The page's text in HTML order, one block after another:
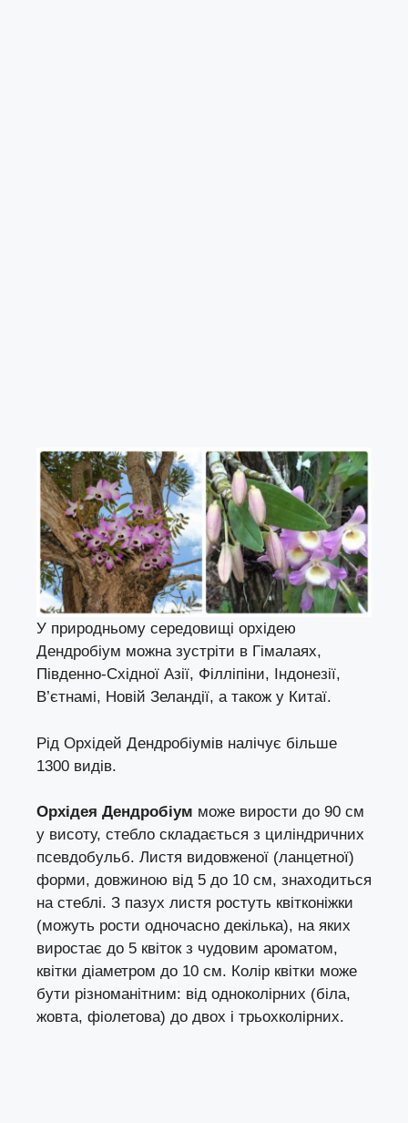
У природньому середовищі орхідею
Дендробіум можна зустріти в Гімалаях,
Південно-Східної Азії, Філліпіни, Індонезії,
В’єтнамі, Новій Зеландії, а також у Китаї.
Рід Орхідей Дендробіумів налічує більше
1300 видів.
Орхідея Дендробіум може вирости до 90 см
у висоту, стебло складається з циліндричних
псевдобульб. Листя видовженої (ланцетної)
форми, довжиною від 5 до 10 см, знаходиться
на стеблі. З пазух листя ростуть квітконіжки
(можуть рости одночасно декілька), на яких
виростає до 5 квіток з чудовим ароматом,
квітки діаметром до 10 см. Колір квітки може
бути різноманітним: від одноколірних (біла,
жовта, фіолетова) до двох і трьохколірних.